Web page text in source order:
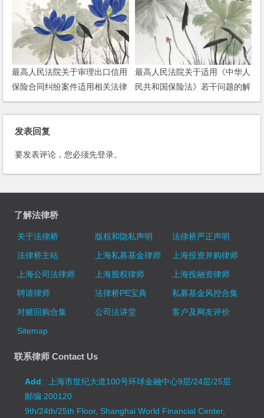
最高人民法院关于审理出口信用
保险合同纠纷案件适用相关法律
问题的批复
最高人民法院关于适用《中华人
民共和国保险法》若干问题的解
释（一）
发表回复
要发表评论，您必须先登录。
了解法律桥
关于法律桥 版权和隐私声明
法律桥严正声明
法律桥主站
上海私募基金律师
上海投资并购律师
上海公司法律师
上海股权律师
上海投融资律师
聘请律师
法律桥PE宝典
私募基金风控合集
对赌回购合集
公司法讲堂
客户及网友评价
Sitemap
联系律师 Contact Us
Add: 上海市世纪大道100号环球金融中心9层/24层/25层
邮编:200120
9th/24th/25th Floor, Shanghai World Financial Center,